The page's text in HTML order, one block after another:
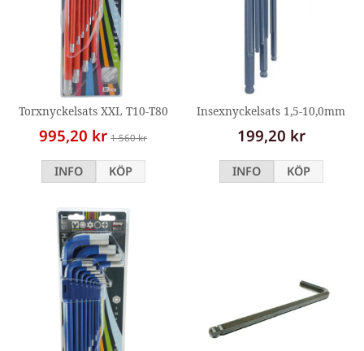
Torxnyckelsats XXL T10-T80
995,20 kr 1 560 kr
INFO KÖP
Insexnyckelsats 1,5-10,0mm
199,20 kr
INFO KÖP